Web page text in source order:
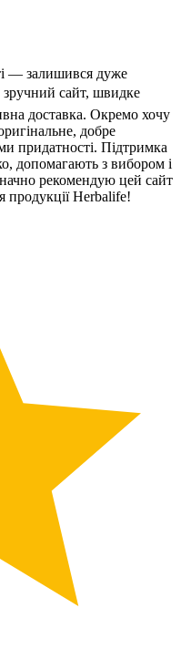
— залишився дуже
зручний сайт, швидке
доставка. Окремо хочу
добре
придатності. Підтримка
допомагають з вибором і
рекомендую цей сайт
продукції Herbalife!